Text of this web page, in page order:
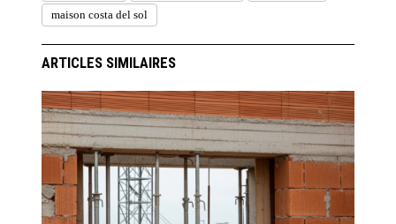
maison costa del sol
ARTICLES SIMILAIRES